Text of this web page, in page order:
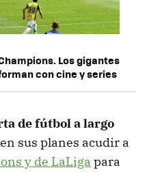
Los gigantes
con cine y series
de fútbol a largo
sus planes acudir a
y de LaLiga para